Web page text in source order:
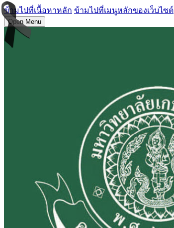
ข้ามไปที่เนื้อหาหลัก ข้ามไปที่เมนูหลักของเว็บไซต์
Open Menu